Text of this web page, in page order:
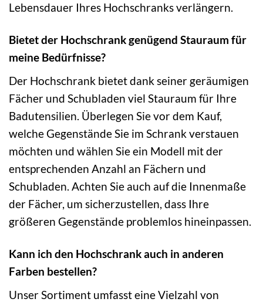
Lebensdauer Ihres Hochschranks verlängern.
Bietet der Hochschrank genügend Stauraum für
meine Bedürfnisse?
Der Hochschrank bietet dank seiner geräumigen
Fächer und Schubladen viel Stauraum für Ihre
Badutensilien. Überlegen Sie vor dem Kauf,
welche Gegenstände Sie im Schrank verstauen
möchten und wählen Sie ein Modell mit der
entsprechenden Anzahl an Fächern und
Schubladen. Achten Sie auch auf die Innenmaße
der Fächer, um sicherzustellen, dass Ihre
größeren Gegenstände problemlos hineinpassen.
Kann ich den Hochschrank auch in anderen
Farben bestellen?
Unser Sortiment umfasst eine Vielzahl von